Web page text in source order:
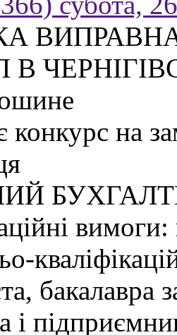
конкурс на
і